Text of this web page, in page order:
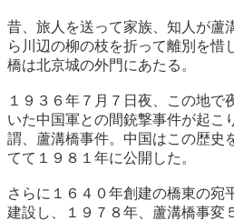
昔、旅人を送って家族、知人が蘆
ら川辺の柳の枝を折って離別を惜
橋は北京城の外門にあたる。
１９３６年７月７日夜、この地
いた中国軍との間銃撃事件が起こ
謂、蘆溝橋事件。中国はこの歴史
てて１９８１年に公開した。
さらに１６４０年創建の橋東の宛
建設し、１９７８年、蘆溝橋事変